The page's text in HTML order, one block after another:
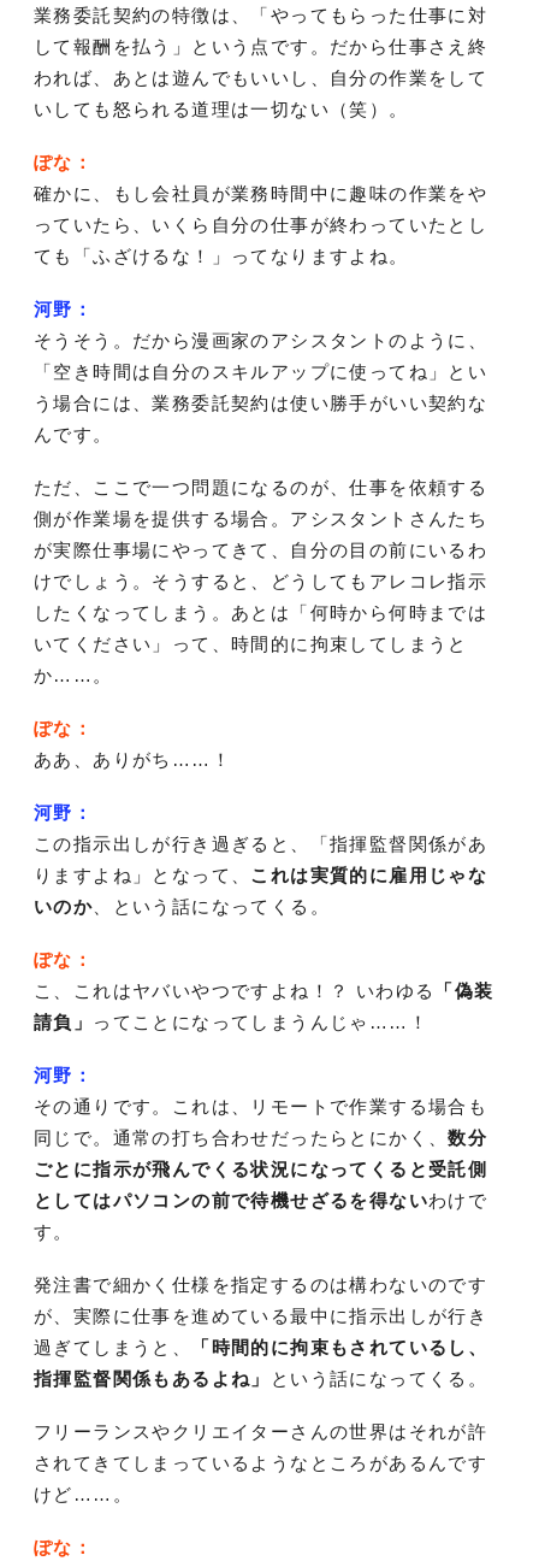
業務委託契約の特徴は、「やってもらった仕事に対
して報酬を払う」という点です。だから仕事さえ終
われば、あとは遊んでもいいし、自分の作業をして
いしても怒られる道理は一切ない（笑）。
ぽな：
確かに、もし会社員が業務時間中に趣味の作業をや
っていたら、いくら自分の仕事が終わっていたとし
ても「ふざけるな！」ってなりますよね。
河野：
そうそう。だから漫画家のアシスタントのように、
「空き時間は自分のスキルアップに使ってね」とい
う場合には、業務委託契約は使い勝手がいい契約な
んです。
ただ、ここで一つ問題になるのが、仕事を依頼する
側が作業場を提供する場合。アシスタントさんたち
が実際仕事場にやってきて、自分の目の前にいるわ
けでしょう。そうすると、どうしてもアレコレ指示
したくなってしまう。あとは「何時から何時までは
いてください」って、時間的に拘束してしまうと
か……。
ぽな：
ああ、ありがち……！
河野：
この指示出しが行き過ぎると、「指揮監督関係があ
りますよね」となって、 これは実質的に雇用じゃな
いのか 、という話になってくる。
ぽな：
こ、これはヤバいやつですよね！？ いわゆる
「偽装
請負」
ってことになってしまうんじゃ……！
河野：
その通りです。これは、リモートで作業する場合も
同じで。通常の打ち合わせだったらとにかく、数分
ごとに指示が飛んでくる状況になってくると受託側
としてはパソコンの前で待機せざるを得ないわけで
す。
発注書で細かく仕様を指定するのは構わないのです
が、実際に仕事を進めている最中に指示出しが行き
過ぎてしまうと、
「時間的に拘束もされているし、
指揮監督関係もあるよね」
という話になってくる。
フリーランスやクリエイターさんの世界はそれが許
されてきてしまっているようなところがあるんです
けど……。
ぽな：